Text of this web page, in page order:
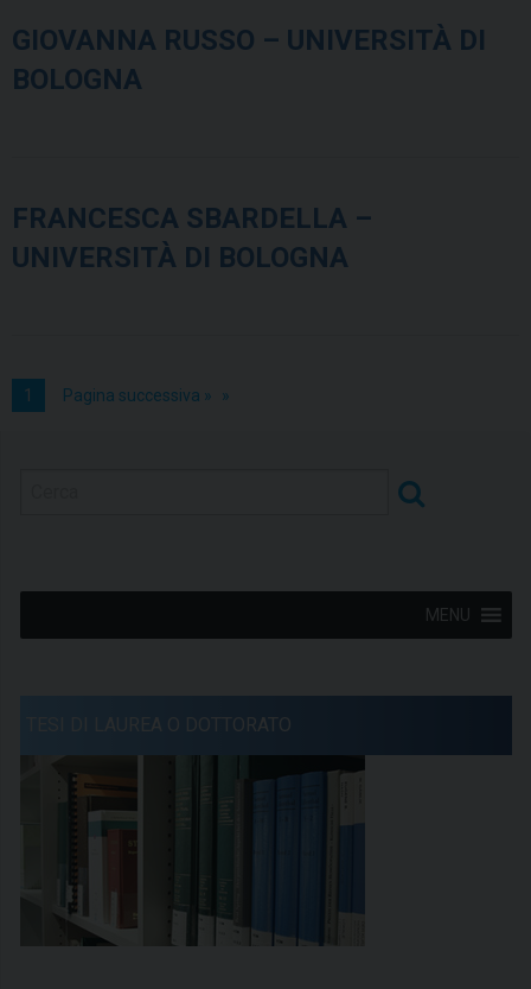
GIOVANNA RUSSO – UNIVERSITÀ DI
BOLOGNA
FRANCESCA SBARDELLA –
UNIVERSITÀ DI BOLOGNA
1 Pagina successiva »
MENU
TESI DI LAUREA O DOTTORATO